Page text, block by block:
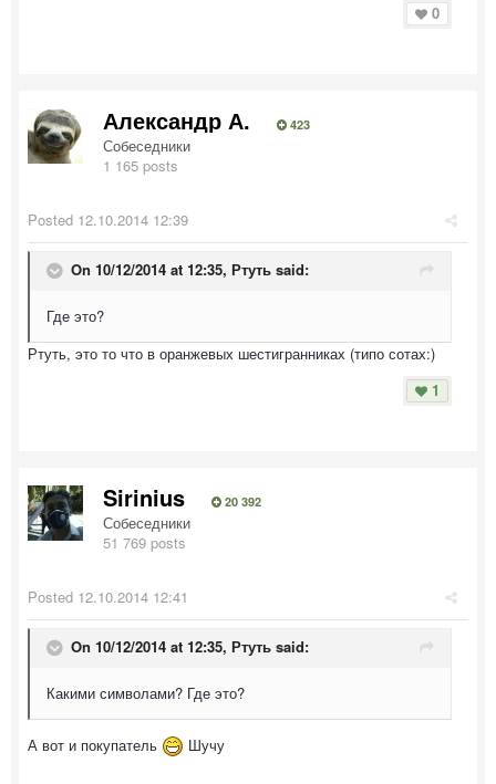
0
Александр А. 423
Собеседники
1 165 posts
Posted 12.10.2014 12:39
On 10/12/2014 at 12:35, Ртуть said:
Где это?
Ртуть, это то что в оранжевых шестигранниках (типо сотах:)
1
Sirinius 20 392
Собеседники
51 769 posts
Posted 12.10.2014 12:41
On 10/12/2014 at 12:35, Ртуть said:
Какими символами? Где это?
А вот и покупатель Шучу